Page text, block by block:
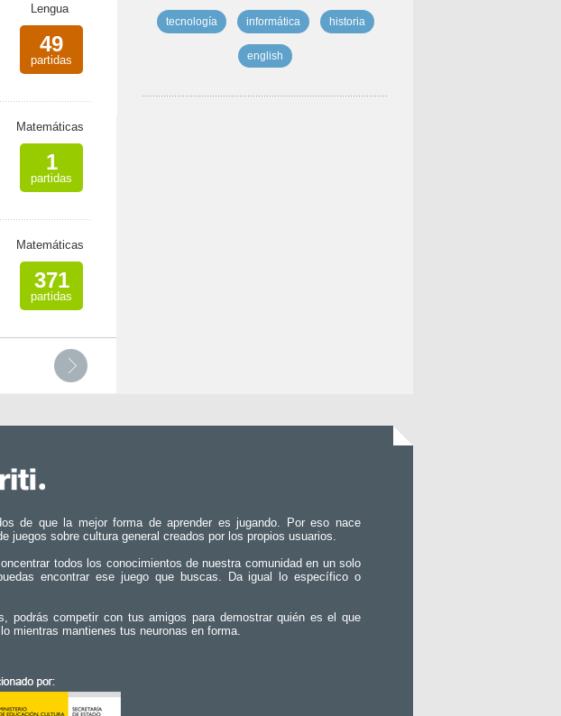
Lengua
49
partidas
Matemáticas
1
partidas
Matemáticas
371
partidas
tecnología informática historia
english
de que la mejor forma de aprender es jugando. Por eso nace
juegos sobre cultura general creados por los propios usuarios.
todos los conocimientos de nuestra comunidad en un solo
encontrar ese juego que buscas. Da igual lo específico o
podrás competir con tus amigos para demostrar quién es el que
mientras mantienes tus neuronas en forma.